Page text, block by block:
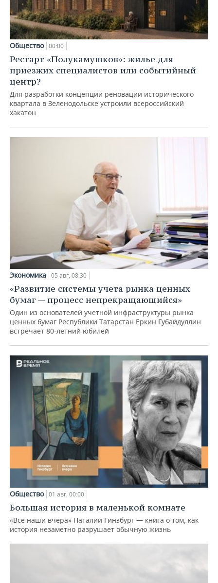
Общество 00:00
Рестарт «Полукамушков»: жилье для
приезжих специалистов или событийный
центр?
Для разработки концепции реновации исторического
квартала в Зеленодольске устроили всероссийский
хакатон
Экономика 05 авг, 08:30
«Развитие системы учета рынка ценных
бумаг — процесс непрекращающийся»
Один из основателей учетной инфраструктуры рынка
ценных бумаг Республики Татарстан Еркин Губайдуллин
встречает 80-летний юбилей
Общество 01 авг, 00:00
Большая история в маленькой комнате
«Все наши вчера» Наталии Гинзбург — книга о том, как
история незаметно разрушает обычную жизнь